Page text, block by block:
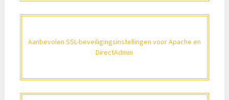
Aanbevolen SSL-beveiligingsinstellingen voor Apache en
DirectAdmin